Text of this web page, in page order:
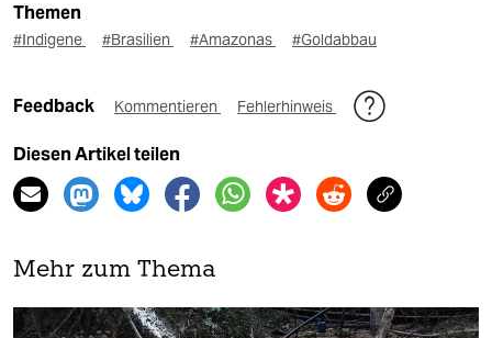
Themen
#Indigene #Brasilien #Amazonas #Goldabbau
Feedback Kommentieren Fehlerhinweis
Diesen Artikel teilen
Mehr zum Thema